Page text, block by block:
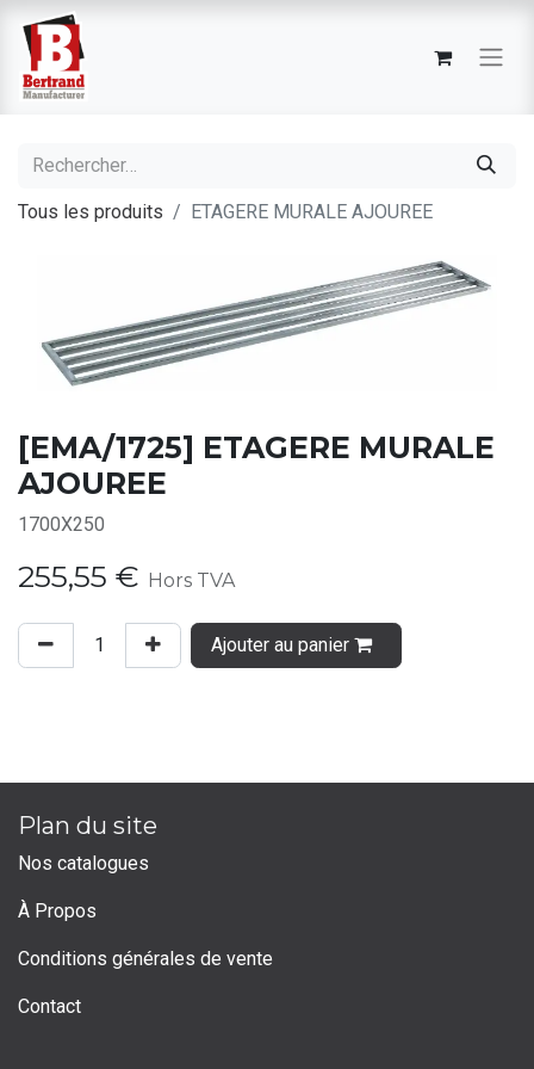
Tous les produits ETAGERE MURALE AJOUREE
[EMA/1725] ETAGERE MURALE
AJOUREE
1700X250
255,55 € Hors TVA
Ajouter au panier
Plan du site
Nos catalogues
À Propos
Conditions générales de vente
Contact